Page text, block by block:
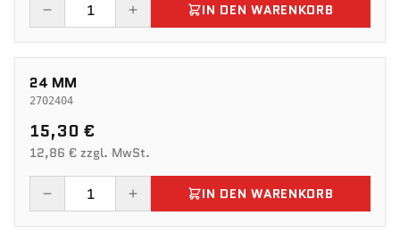
IN DEN WARENKORB
24 MM
2702404
15,30 €
12,86 € zzgl. MwSt.
IN DEN WARENKORB